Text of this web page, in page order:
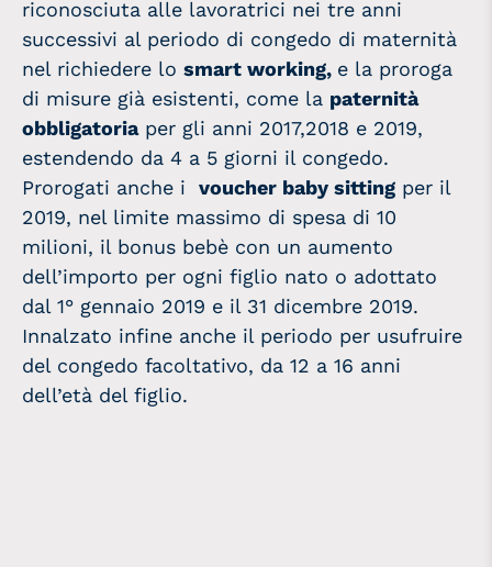
riconosciuta alle lavoratrici nei tre anni
successivi al periodo di congedo di maternità
nel richiedere lo smart working, e la proroga
di misure già esistenti, come la paternità
obbligatoriaper gli anni 2017,2018 e 2019,
estendendo da 4 a 5 giorni il congedo.
Prorogati anche i voucher baby sitting per il
2019, nel limite massimo di spesa di 10
milioni, il bonus bebè con un aumento
dell’importo per ogni figlio nato o adottato
dal 1° gennaio 2019 e il 31 dicembre 2019.
Innalzato infine anche il periodo per usufruire
del congedo facoltativo, da 12 a 16 anni
dell’età del figlio.